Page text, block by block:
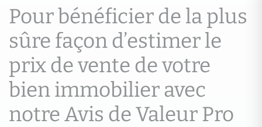
Pour bénéficier de la plus
sûre façon d’estimer le
prix de vente de votre
bien immobilier avec
notre Avis de Valeur Pro